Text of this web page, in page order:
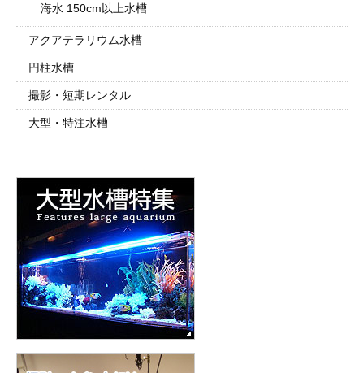
海水 150cm以上水槽
アクアテラリウム水槽
円柱水槽
撮影・短期レンタル
大型・特注水槽